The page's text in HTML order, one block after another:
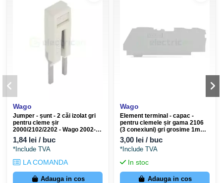
Aplicații recomandate
Tablouri electrice unde se folosesc șunturi tăiate la
dimensiune (custom).
Asigurarea conformității cu normele de protecție la atingere
(IP20) în zona clemelor.
Wago
Jumper - șunt - 2 căi izolat gri
pentru cleme șir
2000/2102/2202 - Wago 2002-
400
1,84 lei / buc
*Include TVA
LA COMANDA
Adauga in cos
Wago
Element terminal - capac -
pentru clemele șir gama 2106
(3 conexiuni) gri grosime 1mm -
Wago 2106-1391
3,00 lei / buc
*Include TVA
In stoc
Adauga in cos